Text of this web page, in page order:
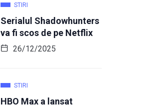
STIRI
Serialul Shadowhunters
va fi scos de pe Netflix
26/12/2025
STIRI
HBO Max a lansat